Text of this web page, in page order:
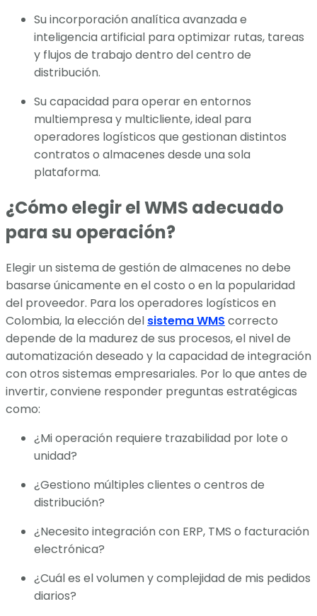
Su incorporación analítica avanzada e
inteligencia artificial para optimizar rutas, tareas
y flujos de trabajo dentro del centro de
distribución.
Su capacidad para operar en entornos
multiempresa y multicliente, ideal para
operadores logísticos que gestionan distintos
contratos o almacenes desde una sola
plataforma.
¿Cómo elegir el WMS adecuado
para su operación?
Elegir un sistema de gestión de almacenes no debe
basarse únicamente en el costo o en la popularidad
del proveedor. Para los operadores logísticos en
Colombia, la elección del sistema WMS correcto
depende de la madurez de sus procesos, el nivel de
automatización deseado y la capacidad de integración
con otros sistemas empresariales. Por lo que antes de
invertir, conviene responder preguntas estratégicas
como:
¿Mi operación requiere trazabilidad por lote o
unidad?
¿Gestiono múltiples clientes o centros de
distribución?
¿Necesito integración con ERP, TMS o facturación
electrónica?
¿Cuál es el volumen y complejidad de mis pedidos
diarios?